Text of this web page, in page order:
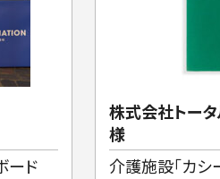
ード
株式会社トー
様
介護施設「カシ